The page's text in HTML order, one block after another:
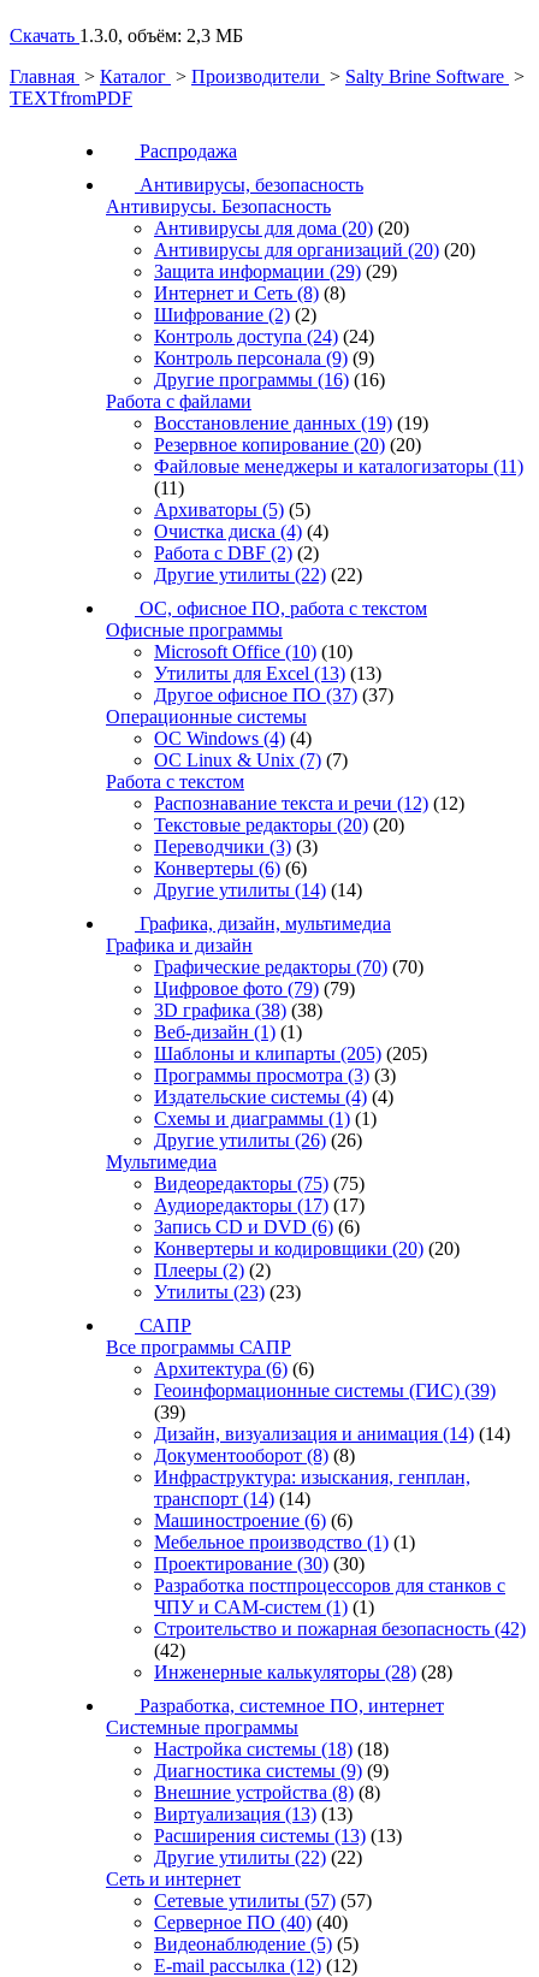
Скачать 1.3.0, объём: 2,3 МБ
Главная > Каталог > Производители > Salty Brine Software >
TEXTfromPDF
Распродажа
Антивирусы, безопасность
Антивирусы. Безопасность
Антивирусы для дома (20) (20)
Антивирусы для организаций (20) (20)
Защита информации (29) (29)
Интернет и Сеть (8) (8)
Шифрование (2) (2)
Контроль доступа (24) (24)
Контроль персонала (9) (9)
Другие программы (16) (16)
Работа с файлами
Восстановление данных (19) (19)
Резервное копирование (20) (20)
Файловые менеджеры и каталогизаторы (11)
(11)
Архиваторы (5) (5)
Очистка диска (4) (4)
Работа с DBF (2) (2)
Другие утилиты (22) (22)
ОС, офисное ПО, работа с текстом
Офисные программы
Microsoft Office (10) (10)
Утилиты для Excel (13) (13)
Другое офисное ПО (37) (37)
Операционные системы
ОС Windows (4) (4)
ОС Linux & Unix (7) (7)
Работа с текстом
Распознавание текста и речи (12) (12)
Текстовые редакторы (20) (20)
Переводчики (3) (3)
Конвертеры (6) (6)
Другие утилиты (14) (14)
Графика, дизайн, мультимедиа
Графика и дизайн
Графические редакторы (70) (70)
Цифровое фото (79) (79)
3D графика (38) (38)
Веб-дизайн (1) (1)
Шаблоны и клипарты (205) (205)
Программы просмотра (3) (3)
Издательские системы (4) (4)
Схемы и диаграммы (1) (1)
Другие утилиты (26) (26)
Мультимедиа
Видеоредакторы (75) (75)
Аудиоредакторы (17) (17)
Запись CD и DVD (6) (6)
Конвертеры и кодировщики (20) (20)
Плееры (2) (2)
Утилиты (23) (23)
САПР
Все программы САПР
Архитектура (6) (6)
Геоинформационные системы (ГИС) (39)
(39)
Дизайн, визуализация и анимация (14) (14)
Документооборот (8) (8)
Инфраструктура: изыскания, генплан,
транспорт (14) (14)
Машиностроение (6) (6)
Мебельное производство (1) (1)
Проектирование (30) (30)
Разработка постпроцессоров для станков с
ЧПУ и CAM-систем (1) (1)
Строительство и пожарная безопасность (42)
(42)
Инженерные калькуляторы (28) (28)
Разработка, системное ПО, интернет
Системные программы
Настройка системы (18) (18)
Диагностика системы (9) (9)
Внешние устройства (8) (8)
Виртуализация (13) (13)
Расширения системы (13) (13)
Другие утилиты (22) (22)
Сеть и интернет
Сетевые утилиты (57) (57)
Серверное ПО (40) (40)
Видеонаблюдение (5) (5)
E-mail рассылка (12) (12)